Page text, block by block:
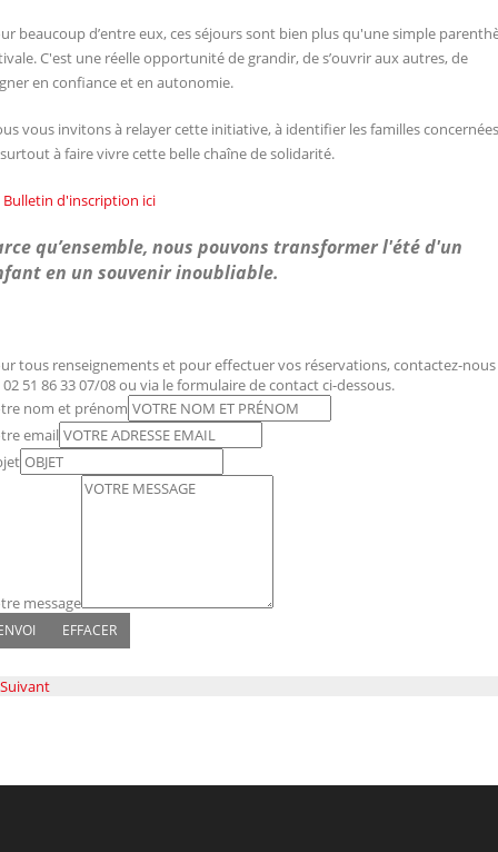
beaucoup d’entre eux, ces séjours sont bien plus qu'une simple
C'est une réelle opportunité de grandir, de s’ouvrir aux autres, de
en confiance et en autonomie.
vous invitons à relayer cette initiative, à identifier les familles
à faire vivre cette belle chaîne de solidarité.
Bulletin d'inscription ici
qu’ensemble, nous pouvons transformer l'été d'un
en un souvenir inoubliable.
tous renseignements et pour effectuer vos réservations, contactez-nous
02 51 86 33 07/08 ou via le formulaire de contact ci-dessous.
nom et prénom
email
message
Suivant